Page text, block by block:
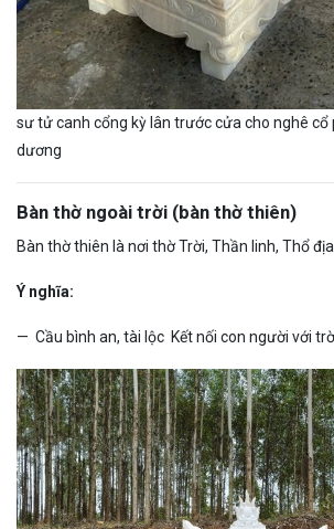
sư tử canh cổng kỳ lân trước cửa cho nghê cổ
dương
Bàn thờ ngoài trời (bàn thờ thiên)
Bàn thờ thiên là nơi thờ Trời, Thần linh, Thổ địa.
Ý nghĩa:
— Cầu bình an, tài lộc Kết nối con người với